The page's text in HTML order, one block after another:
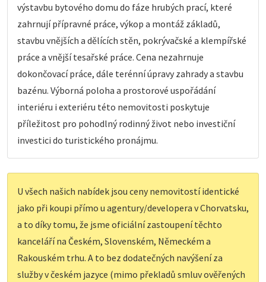
výstavbu bytového domu do fáze hrubých prací, které
zahrnují přípravné práce, výkop a montáž základů,
stavbu vnějších a dělících stěn, pokrývačské a klempířské
práce a vnější tesařské práce. Cena nezahrnuje
dokončovací práce, dále terénní úpravy zahrady a stavbu
bazénu. Výborná poloha a prostorové uspořádání
interiéru i exteriéru této nemovitosti poskytuje
příležitost pro pohodlný rodinný život nebo investiční
investici do turistického pronájmu.
U všech našich nabídek jsou ceny nemovitostí identické
jako při koupi přímo u agentury/developera v Chorvatsku,
a to díky tomu, že jsme oficiální zastoupení těchto
kanceláří na Českém, Slovenském, Německém a
Rakouském trhu. A to bez dodatečných navýšení za
služby v českém jazyce (mimo překladů smluv ověřených